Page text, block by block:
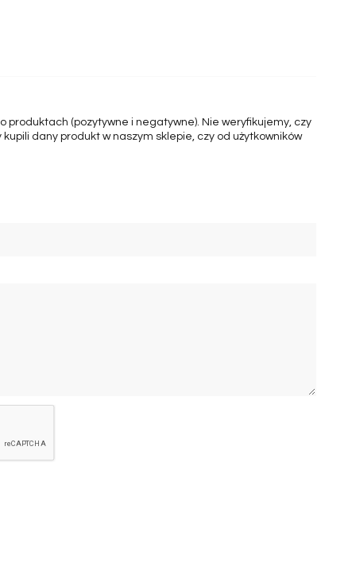
produktach (pozytywne i negatywne). Nie weryfikujemy, czy
dany produkt w naszym sklepie, czy od użytkowników